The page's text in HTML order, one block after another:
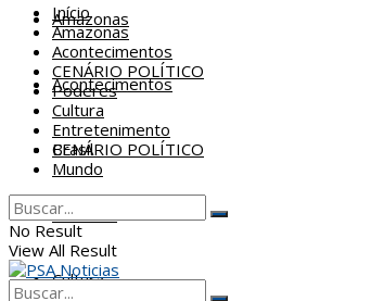
Amazonas
Acontecimentos
CENÁRIO POLÍTICO
Poderes
Cultura
Início
Amazonas
Acontecimentos
CENÁRIO POLÍTICO
Poderes
Cultura
Entretenimento
Brasil
Mundo
No Result
View All Result